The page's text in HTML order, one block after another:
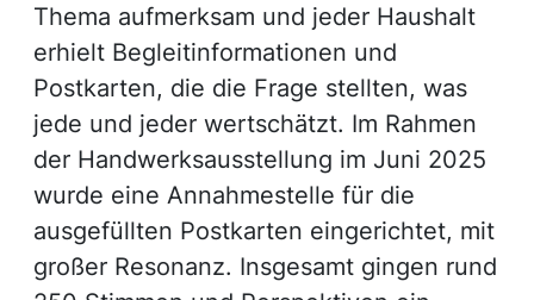
Thema aufmerksam und jeder Haushalt
erhielt Begleitinformationen und
Postkarten, die die Frage stellten, was
jede und jeder wertschätzt. Im Rahmen
der Handwerksausstellung im Juni 2025
wurde eine Annahmestelle für die
ausgefüllten Postkarten eingerichtet, mit
großer Resonanz. Insgesamt gingen rund